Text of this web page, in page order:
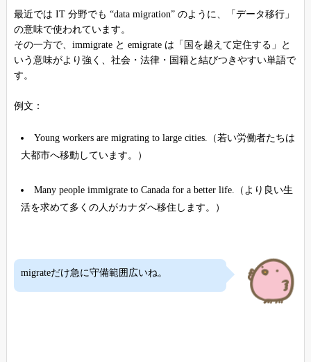
最近では IT 分野でも “data migration” のように、「データ移行」
の意味で使われています。
その一方で、immigrate と emigrate は「国を越えて定住する」と
いう意味がより強く、社会・法律・国籍と結びつきやすい単語で
す。
例文：
Young workers are migrating to large cities.（若い労働者たちは
大都市へ移動しています。）
Many people immigrate to Canada for a better life.（より良い生
活を求めて多くの人がカナダへ移住します。）
migrateだけ急に守備範囲広いね。